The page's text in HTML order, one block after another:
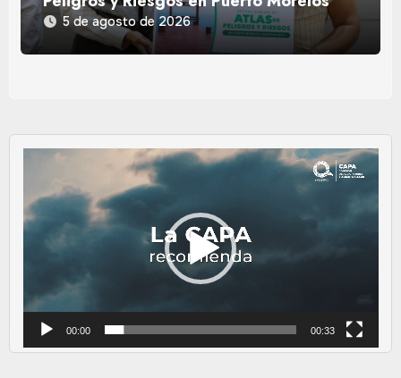
5 de agosto de 2026
Reproductor
vídeo
00:00 00:33